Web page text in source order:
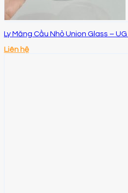
Ly Măng Cầu Nhỏ Union Glass – UG
Liên hệ